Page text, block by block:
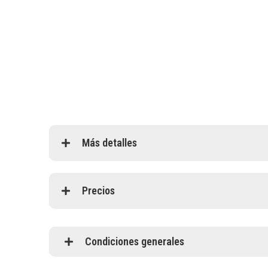
Más detalles
Precios
Condiciones generales